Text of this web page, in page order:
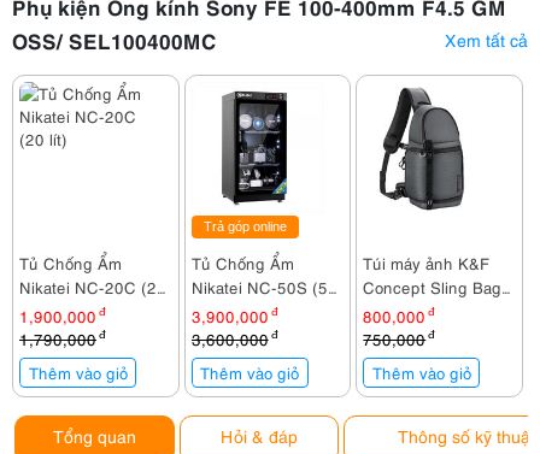
OSS/ SEL100400MC
Xem tất cả
Tủ Chống Ẩm
Nikatei NC-20C (20
lít)
1,900,000 đ
1,790,000đ
Thêm vào giỏ
Trả góp online
Tủ Chống Ẩm
Nikatei NC-50S (50
lít)
3,900,000 đ
3,600,000 đ
Thêm vào giỏ
Túi máy ảnh K&F
Concept Sling Bag
KF13.141V2
800,000 đ
750,000đ
Thêm vào giỏ
Tổng quan Hỏi & đáp Thông số kỹ thuật